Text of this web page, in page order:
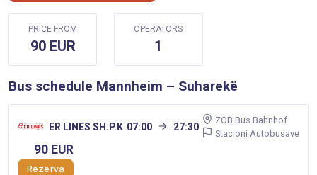
PRICE FROM
90 EUR
OPERATORS
1
Bus schedule Mannheim – Suharekë
ER LINES SH.P.K 07:00 27:30
ZOB Bus Bahnhof
Stacioni Autobusave
90 EUR
Rezerva